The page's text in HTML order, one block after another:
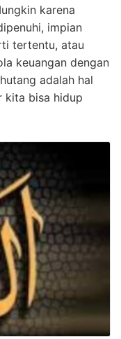
karena
impian
tertentu, atau
keuangan dengan
adalah hal
kita bisa hidup